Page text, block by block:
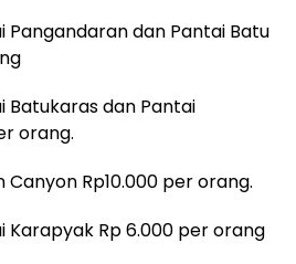
Pangandaran dan Pantai Batu
Batukaras dan Pantai
orang.
Rp10.000 per orang.
Karapyak Rp 6.000 per orang